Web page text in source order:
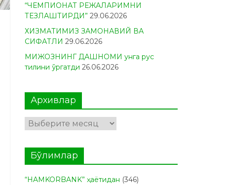
“ЧЕМПИОНАТ РЕЖАЛАРИМНИ
ТЕЗЛАШТИРДИ” 29.06.2026
ХИЗМАТИМИЗ ЗАМОНАВИЙ ВА
СИФАТЛИ 29.06.2026
МИЖОЗНИНГ ДАШНОМИ унга рус
тилини ўргатди 26.06.2026
Архивлар
Архивлар
Бўлимлар
“HAMKORBANK” ҳаётидан (346)